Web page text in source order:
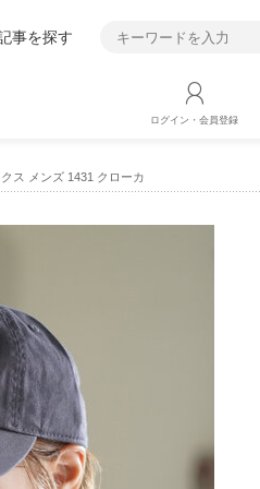
事を探す
ログイン・会員登録
ス メンズ 1431 クローカ